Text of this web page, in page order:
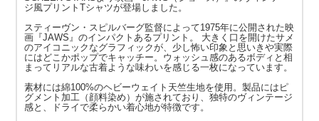
ジ風プリントTシャツが登場しました。
スティーヴン・スピルバーグ監督によって1975年に公開された映
画『JAWS』のインパクトあるプリント。 大きく口を開けたサメ
のアイコニックなグラフィックが、少し怖い印象と思いきや実際
にはどこかポップでキャッチー。ウォッシュ感のあるボディと相
まってリアルな古着ような味わいを感じる一枚になっています。
素材には綿100%のヘビーウェイト天竺生地を使用。製品にはピ
グメント加工（顔料染め）が施されており、独特のヴィンテージ
感と、ドライで柔らかい着心地が特徴です。